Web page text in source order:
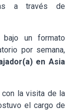
a través de
bajo un formato
por semana,
en Asia
con la visita de la
el cargo de